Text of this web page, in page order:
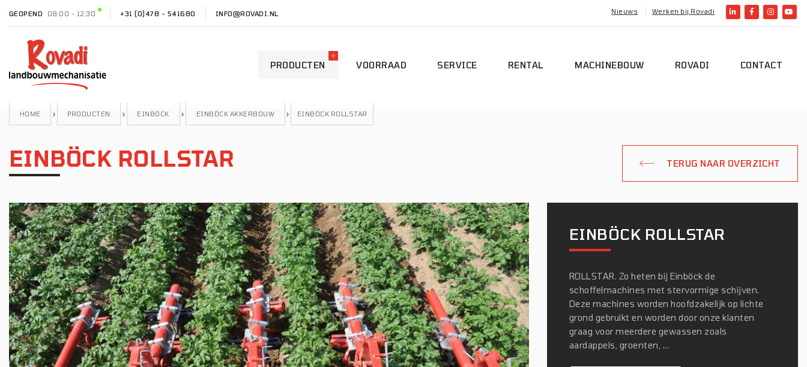
GEOPEND 08:00 - 12:30 +31 (0)478 - 541680 INFO@ROVADI.NL Nieuws Werken bij Rovadi
PRODUCTEN VOORRAAD SERVICE RENTAL MACHINEBOUW ROVADI CONTACT
HOME › PRODUCTEN › EINBÖCK › EINBÖCK AKKERBOUW › EINBÖCK ROLLSTAR
EINBÖCK ROLLSTAR TERUG NAAR OVERZICHT
EINBÖCK ROLLSTAR
ROLLSTAR. Zo heten bij Einböck de
schoffelmachines met stervormige schijven.
Deze machines worden hoofdzakelijk op lichte
grond gebruikt en worden door onze klanten
graag voor meerdere gewassen zoals
aardappels, groenten, ...